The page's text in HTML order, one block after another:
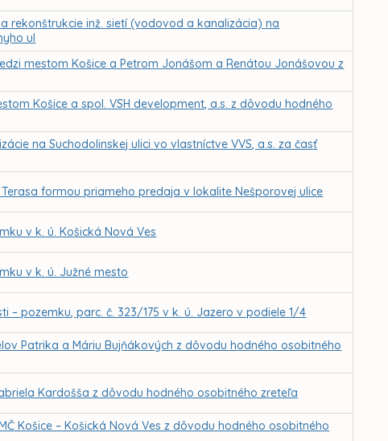
rekonštrukcie inž. sietí (vodovod a kanalizácia) na
ul
mestom Košice a Petrom Jonášom a Renátou Jonášovou z
Košice a spol. VSH development, a.s. z dôvodu hodného
na Suchodolinskej ulici vo vlastníctve VVS, a.s. za časť
formou priameho predaja v lokalite Nešporovej ulice
v k. ú. Košická Nová Ves
v k. ú. Južné mesto
– pozemku, parc. č. 323/175 v k. ú. Jazero v podiele 1/4
Patrika a Máriu Bujňákových z dôvodu hodného osobitného
Kardošša z dôvodu hodného osobitného zreteľa
Košice – Košická Nová Ves z dôvodu hodného osobitného